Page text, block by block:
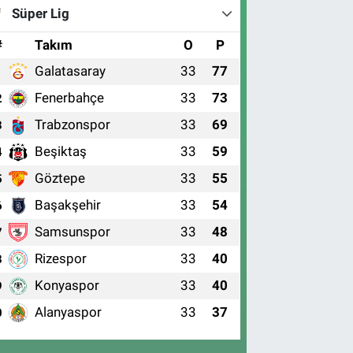
Süper Lig
Takım O P
Galatasaray 33 77
Fenerbahçe 33 73
Trabzonspor 33 69
Beşiktaş 33 59
Göztepe 33 55
Başakşehir 33 54
Samsunspor 33 48
Rizespor 33 40
Konyaspor 33 40
Alanyaspor 33 37